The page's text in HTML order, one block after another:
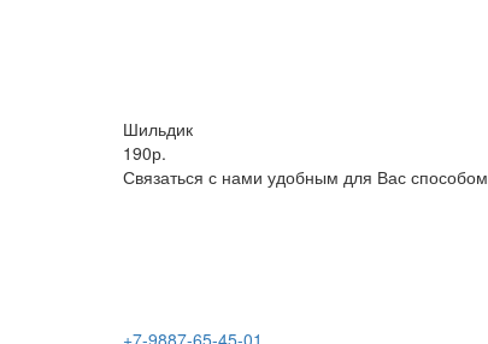
Шильдик
190р.
Связаться с нами удобным для Вас способом
+7-9887-65-45-01